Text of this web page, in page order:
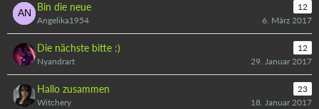
Bin die neue
12
Angelika1954
6. März 2017
Die nächste bitte :)
12
Nyandrart
29. Januar 2017
Hallo zusammen
23
Witchery
18. Januar 2017